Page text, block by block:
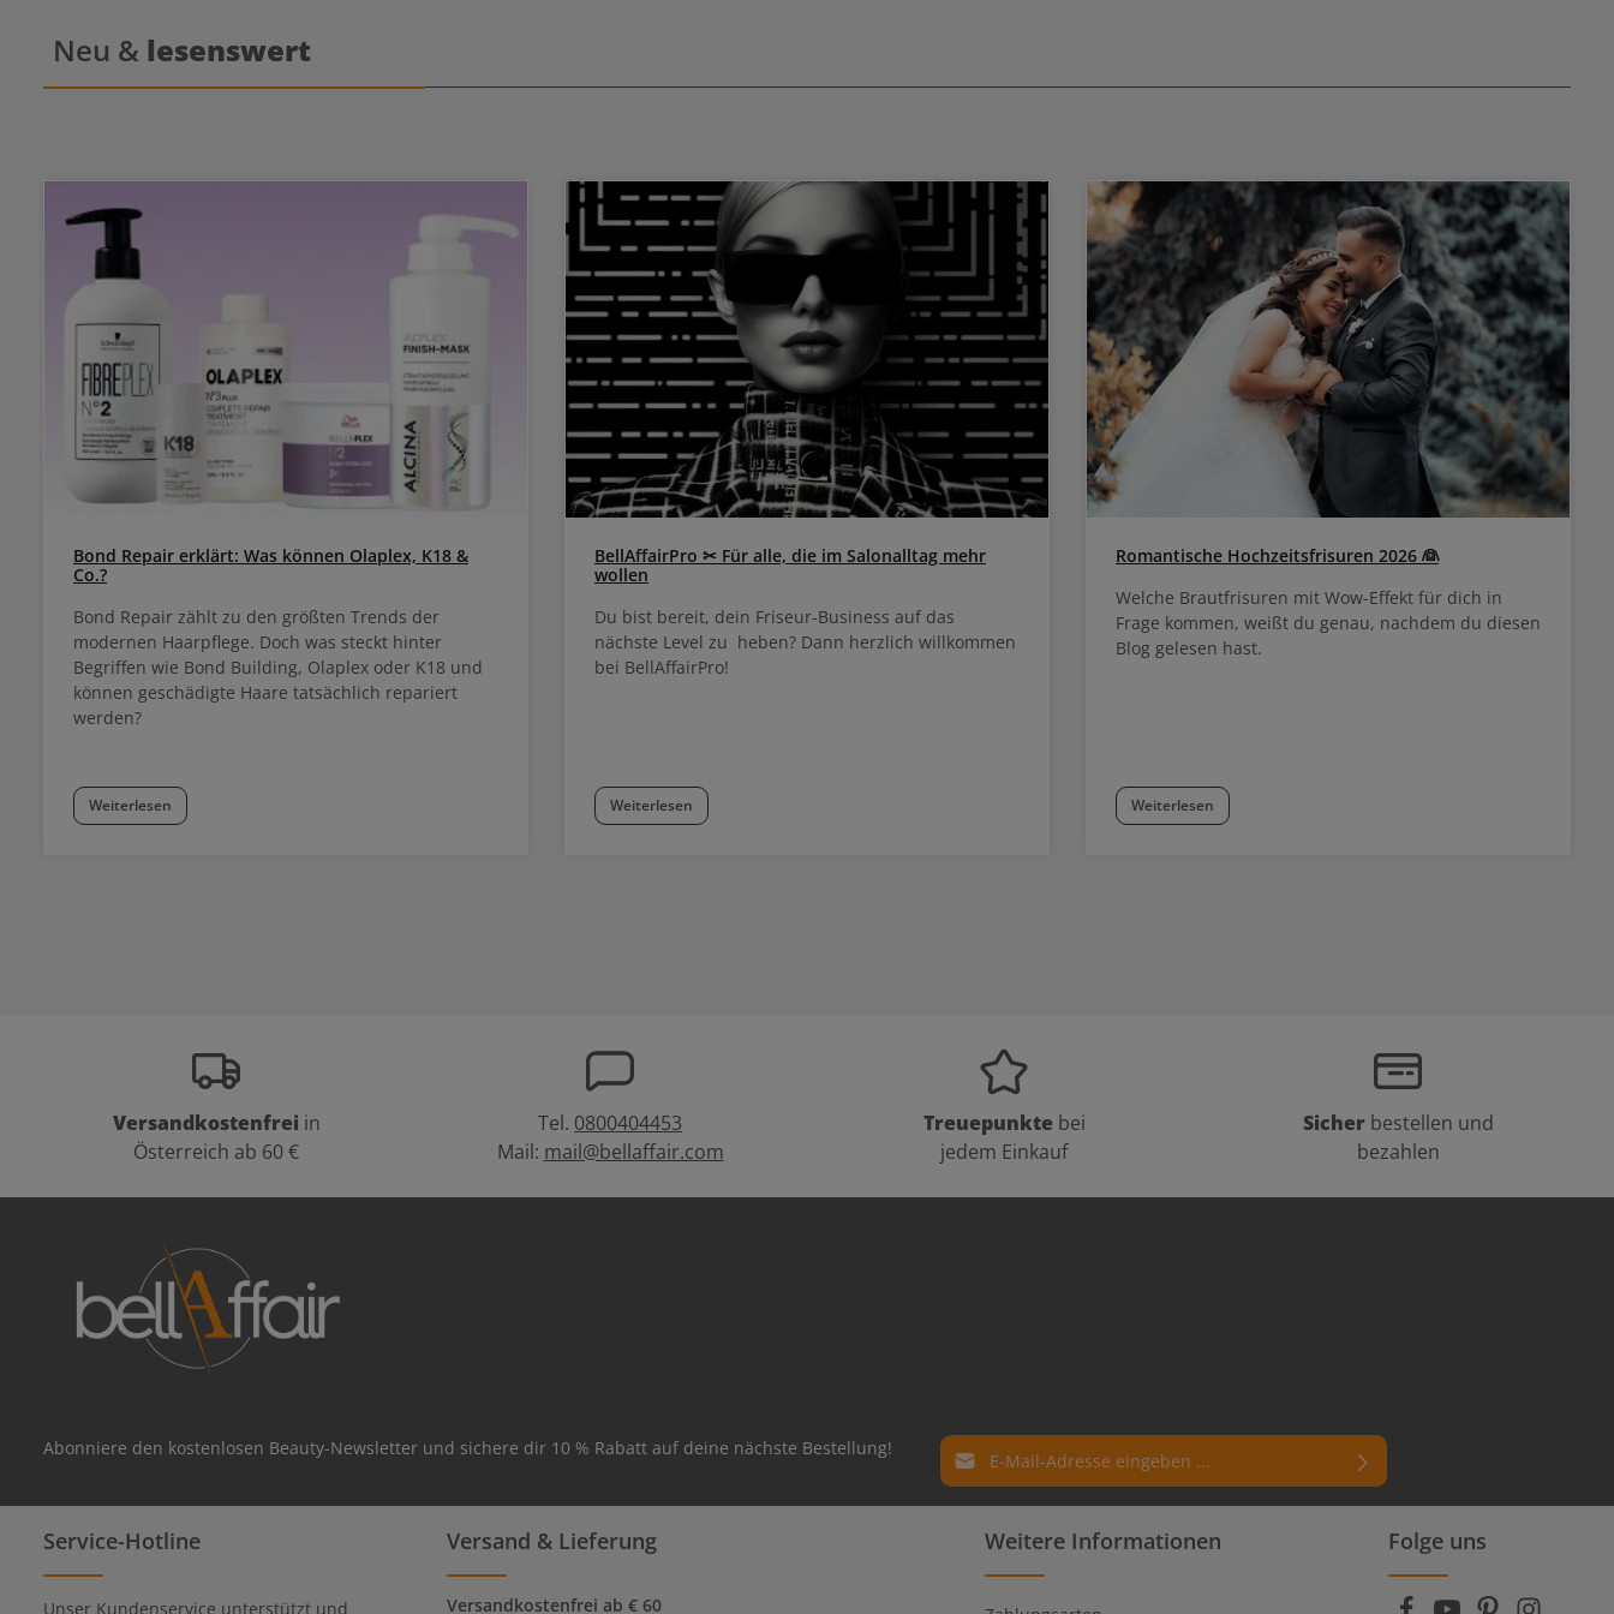
Menge in die Längen und Spitzen geben – auf
feuchtem, handtuchtrockenem oder trockenem
Haar. Nicht ausspülen. Ideal auch als intensive
Pflege über Nacht, da es das Haar über Nacht
regeneriert und intensiv pflegt.
Phosphate Frei von Phthalaten Wichtige
Feuchtigkeit. Niacinamid: Reduziert
Entzündungen und stärkt die Kopfhaut für eine
gesunde Struktur. Anwendung: Teile dein Haar
in Partien und trage das Produkt direkt auf die
Kopfhaut auf. Massiere es sanft ein, damit es
gut einzieht. Anschließend kannst du dein Haar
wie gewohnt stylen.
Neu & lesenswert
Bond Repair erklärt: Was können Olaplex, K18 &
Co.?
Bond Repair zählt zu den größten Trends der
modernen Haarpflege. Doch was steckt hinter
Begriffen wie Bond Building, Olaplex oder K18 und
können geschädigte Haare tatsächlich repariert
werden?
Weiterlesen
BellAffairPro ✂ Für alle, die im Salonalltag mehr
wollen
Du bist bereit, dein Friseur-Business auf das
nächste Level zu heben? Dann herzlich willkommen
bei BellAffairPro!
Weiterlesen
Romantische Hochzeitsfrisuren 2026 👰
Welche Brautfrisuren mit Wow-Effekt für dich in
Frage kommen, weißt du genau, nachdem du diesen
Blog gelesen hast.
Weiterlesen
Versandkostenfrei in
Österreich ab 60 €
Tel. 0800404453
Mail: mail@bellaffair.com
Treuepunkte bei
jedem Einkauf
Sicher bestellen und
bezahlen
Abonniere den kostenlosen Beauty-Newsletter und sichere dir 10 % Rabatt auf deine nächste Bestellung! E-Mail-Adresse*
Datenschutz
Ich habe dieDatenschutzbestimmungen
genommen und die
Die mit einem Stern (*) markierten Felder sind
Pflichtfelder.
Service-Hotline
Unser Kundenservice unterstützt und
Versand & Lieferung
Versandkostenfrei ab € 60
Weitere Informationen Folge uns